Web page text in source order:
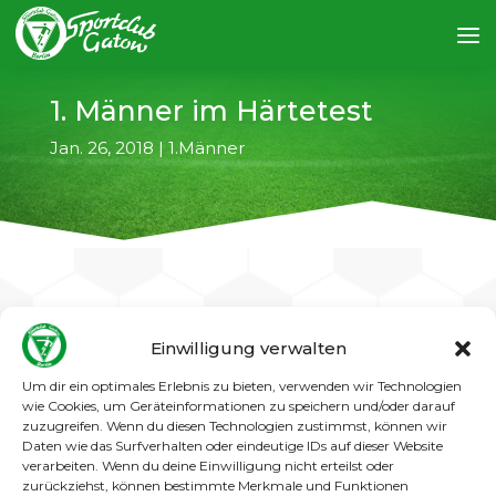
Einwilligung verwalten
Um dir ein optimales Erlebnis zu bieten, verwenden wir Technologien
wie Cookies, um Geräteinformationen zu speichern und/oder darauf
zuzugreifen. Wenn du diesen Technologien zustimmst, können wir
Daten wie das Surfverhalten oder eindeutige IDs auf dieser Website
verarbeiten. Wenn du deine Einwilligung nicht erteilst oder
zurückziehst, können bestimmte Merkmale und Funktionen
1. Männer im Härtetest
Jan. 26, 2018 | 1.Männer
← vorheriger Artikel nächster Artikel
Nachdem die 1. Männer in ihren letzten drei
Testspielen jeweils als Sieger vom Platz gehen
konnte, kommt es am Sonntag ((28.01.2018) in
Gatow zu einem echten Härtetest. Zu Gast am